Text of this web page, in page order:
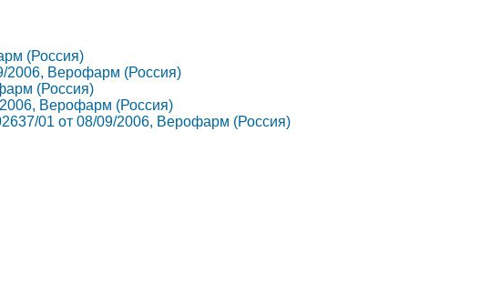
(Россия)
2006, Верофарм (Россия)
(Россия)
Верофарм (Россия)
01 от 08/09/2006, Верофарм (Россия)